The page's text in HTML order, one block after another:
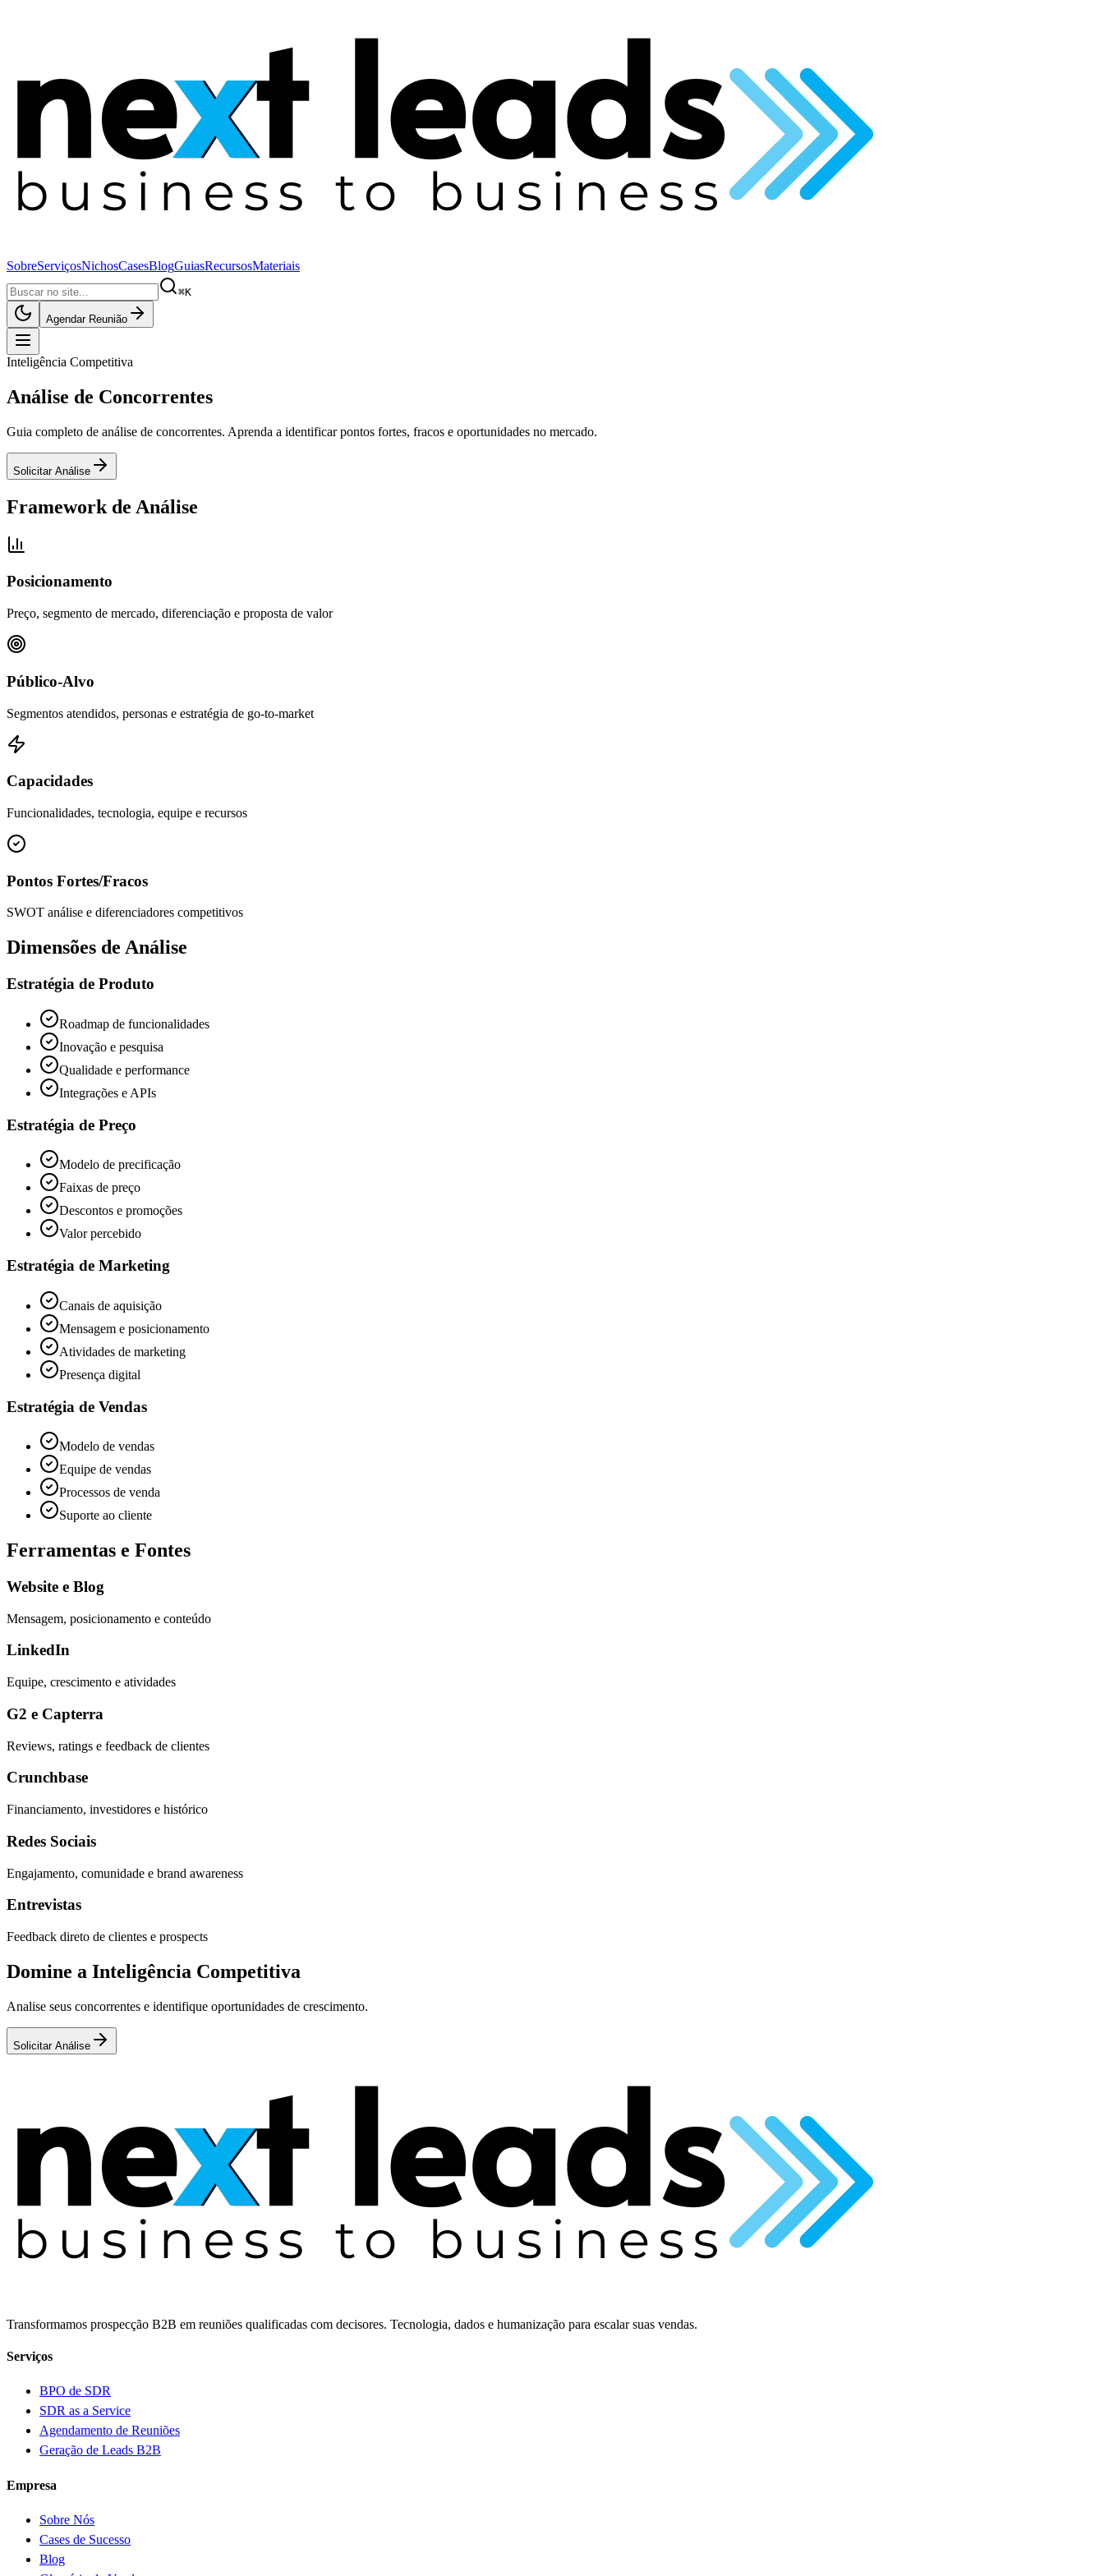
SobreServiçosNichosCasesBlogGuiasRecursosMateriais
⌘K
Agendar Reunião
Inteligência Competitiva
Análise de Concorrentes
Guia completo de análise de concorrentes. Aprenda a identificar pontos fortes, fracos e oportunidades no mercado.
Solicitar Análise
Framework de Análise
Posicionamento
Preço, segmento de mercado, diferenciação e proposta de valor
Público-Alvo
Segmentos atendidos, personas e estratégia de go-to-market
Capacidades
Funcionalidades, tecnologia, equipe e recursos
Pontos Fortes/Fracos
SWOT análise e diferenciadores competitivos
Dimensões de Análise
Estratégia de Produto
Roadmap de funcionalidades
Inovação e pesquisa
Qualidade e performance
Integrações e APIs
Estratégia de Preço
Modelo de precificação
Faixas de preço
Descontos e promoções
Valor percebido
Estratégia de Marketing
Canais de aquisição
Mensagem e posicionamento
Atividades de marketing
Presença digital
Estratégia de Vendas
Modelo de vendas
Equipe de vendas
Processos de venda
Suporte ao cliente
Ferramentas e Fontes
Website e Blog
Mensagem, posicionamento e conteúdo
LinkedIn
Equipe, crescimento e atividades
G2 e Capterra
Reviews, ratings e feedback de clientes
Crunchbase
Financiamento, investidores e histórico
Redes Sociais
Engajamento, comunidade e brand awareness
Entrevistas
Feedback direto de clientes e prospects
Domine a Inteligência Competitiva
Analise seus concorrentes e identifique oportunidades de crescimento.
Solicitar Análise
Transformamos prospecção B2B em reuniões qualificadas com decisores. Tecnologia, dados e humanização para escalar suas vendas.
Serviços
BPO de SDR
SDR as a Service
Agendamento de Reuniões
Geração de Leads B2B
Empresa
Sobre Nós
Cases de Sucesso
Blog